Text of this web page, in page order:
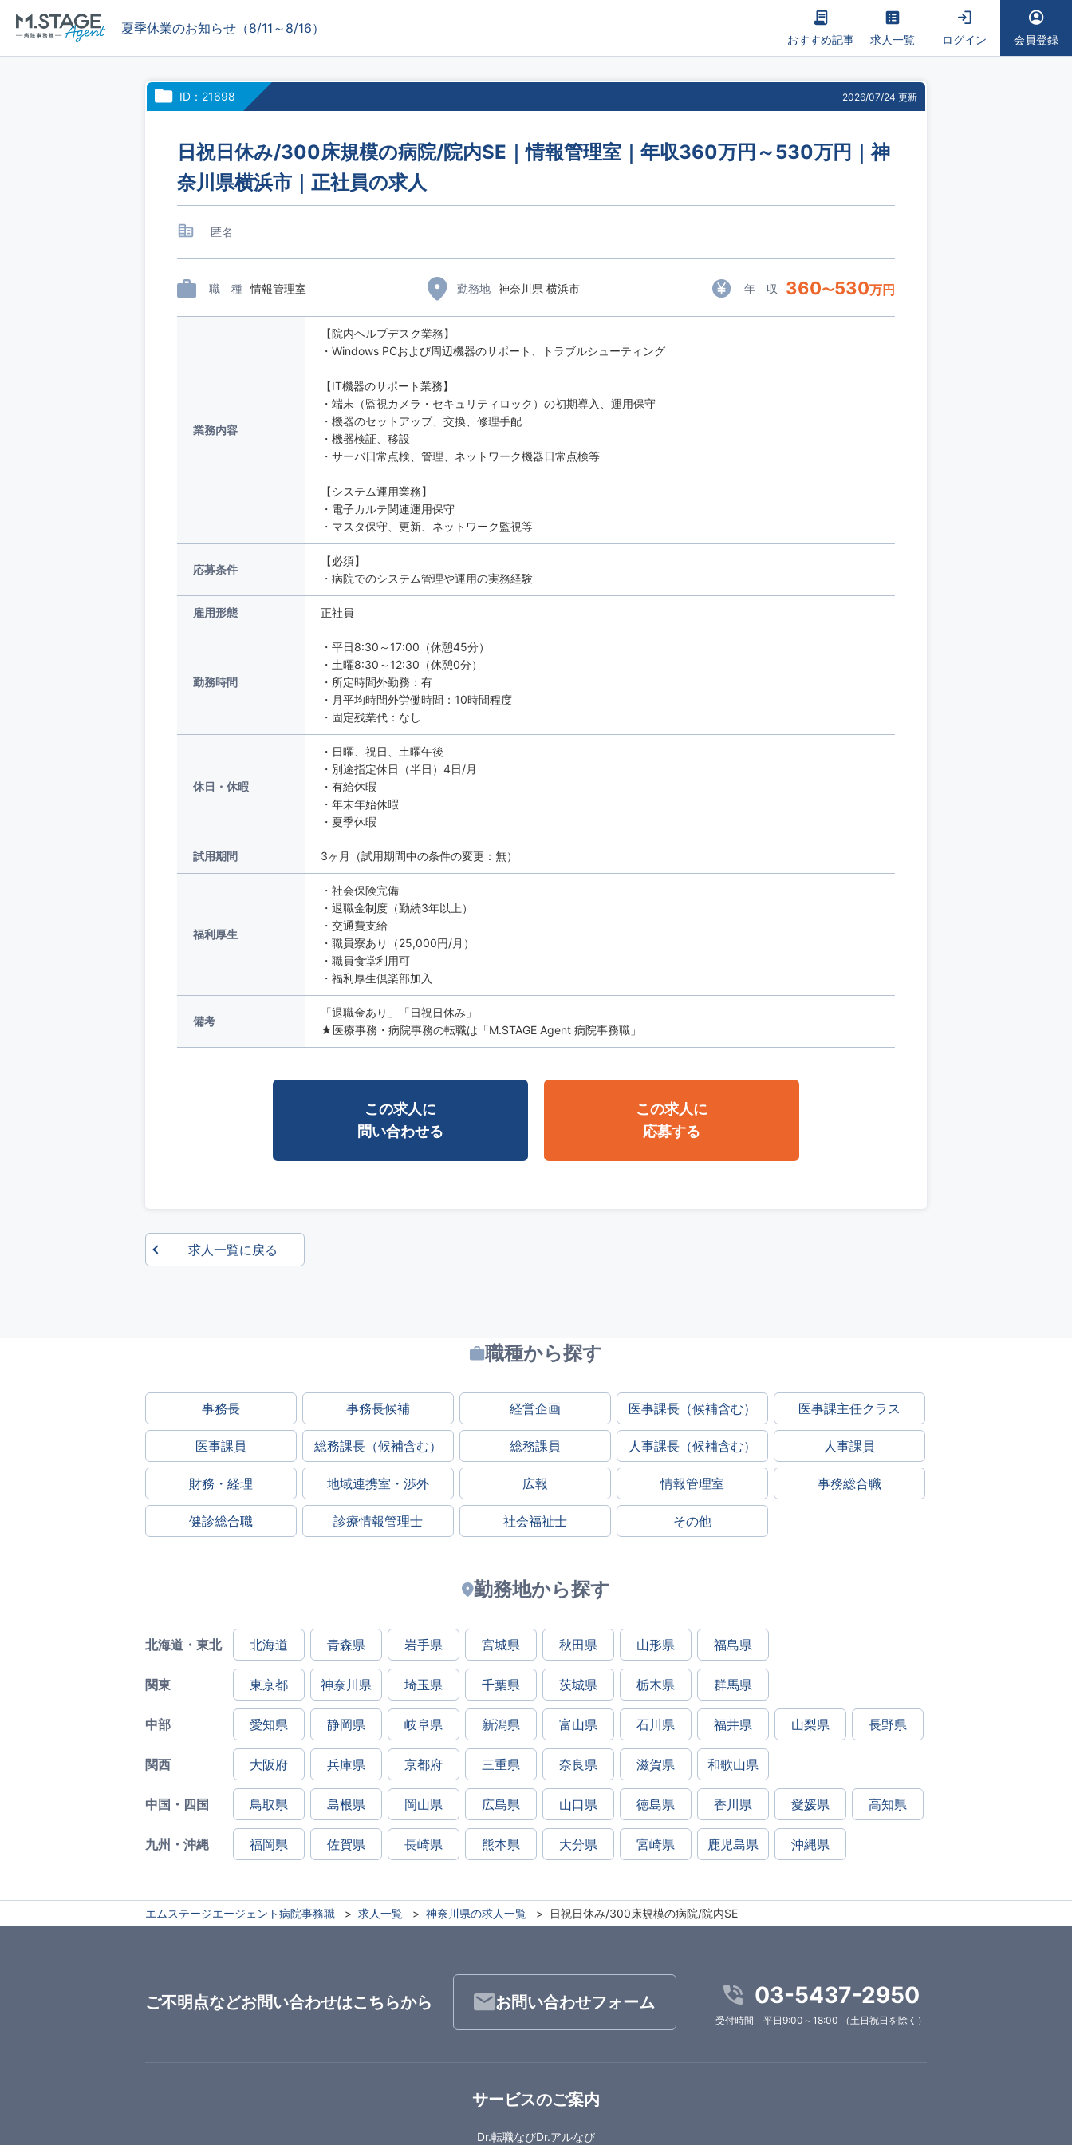
夏季休業のお知らせ（8/11～8/16）
おすすめ記事 求人一覧 ログイン 会員登録
ID：21698 2026/07/24 更新
日祝日休み/300床規模の病院/院内SE｜情報管理室｜年収360万円～530万円｜神
奈川県横浜市｜正社員の求人
匿名
職 種 情報管理室 勤務地 神奈川県 横浜市 年 収 360〜530万円
業務内容
【院内ヘルプデスク業務】
・Windows PCおよび周辺機器のサポート、トラブルシューティング
【IT機器のサポート業務】
・端末（監視カメラ・セキュリティロック）の初期導入、運用保守
・機器のセットアップ、交換、修理手配
・機器検証、移設
・サーバ日常点検、管理、ネットワーク機器日常点検等
【システム運用業務】
・電子カルテ関連運用保守
・マスタ保守、更新、ネットワーク監視等
応募条件
【必須】
・病院でのシステム管理や運用の実務経験
雇用形態 正社員
勤務時間
・平日8:30～17:00（休憩45分）
・土曜8:30～12:30（休憩0分）
・所定時間外勤務：有
・月平均時間外労働時間：10時間程度
・固定残業代：なし
休日・休暇
・日曜、祝日、土曜午後
・別途指定休日（半日）4日/月
・有給休暇
・年末年始休暇
・夏季休暇
試用期間 3ヶ月（試用期間中の条件の変更：無）
福利厚生
・社会保険完備
・退職金制度（勤続3年以上）
・交通費支給
・職員寮あり（25,000円/月）
・職員食堂利用可
・福利厚生倶楽部加入
備考
「退職金あり」「日祝日休み」
★医療事務・病院事務の転職は「M.STAGE Agent 病院事務職」
この求人に
問い合わせる
この求人に
応募する
求人一覧に戻る
職種から探す
事務長 事務長候補 経営企画 医事課長（候補含む） 医事課主任クラス
医事課員 総務課長（候補含む） 総務課員 人事課長（候補含む） 人事課員
財務・経理 地域連携室・渉外 広報 情報管理室 事務総合職
健診総合職 診療情報管理士 社会福祉士 その他
勤務地から探す
北海道・東北 北海道 青森県 岩手県 宮城県 秋田県 山形県 福島県
関東 東京都 神奈川県 埼玉県 千葉県 茨城県 栃木県 群馬県
中部 愛知県 静岡県 岐阜県 新潟県 富山県 石川県 福井県 山梨県 長野県
関西 大阪府 兵庫県 京都府 三重県 奈良県 滋賀県 和歌山県
中国・四国 鳥取県 島根県 岡山県 広島県 山口県 徳島県 香川県 愛媛県 高知県
九州・沖縄 福岡県 佐賀県 長崎県 熊本県 大分県 宮崎県 鹿児島県 沖縄県
エムステージエージェント病院事務職 求人一覧 神奈川県の求人一覧 日祝日休み/300床規模の病院/院内SE
ご不明点などお問い合わせはこちらから お問い合わせフォーム 03-5437-2950
受付時間 平日9:00～18:00 （土日祝日を除く）
サービスのご案内
Dr.転職なびDr.アルなび